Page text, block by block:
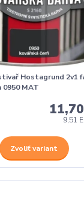
Hostagrund 2v1
0950 MAT
9,51
Zvoliť variant